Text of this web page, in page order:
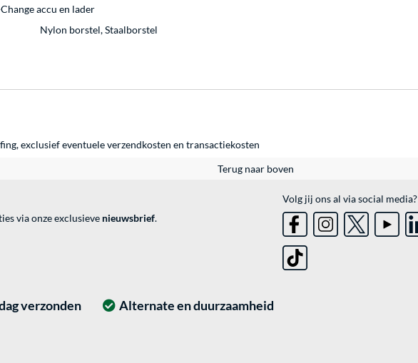
accu en lader
Nylon borstel, Staalborstel
exclusief eventueleverzendkosten en transactiekosten
Terug naar boven
via onze exclusieve nieuwsbrief.
Volg jij ons al via social media?
Alternate en duurzaamheid
verzonden